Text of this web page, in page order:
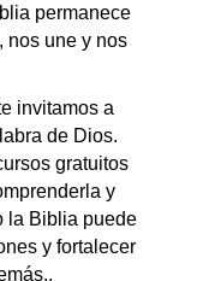
permanece
nos une y nos
invitamos a
de Dios.
gratuitos
y
la Biblia puede
y fortalecer